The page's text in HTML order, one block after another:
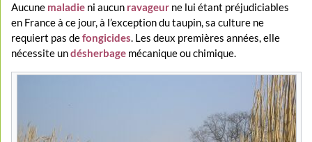
Aucune maladie ni aucun ravageur ne lui étant préjudiciables
en France à ce jour, à l’exception du taupin, sa culture ne
requiert pas defongicides. Les deux premières années, elle
nécessite undésherbage mécanique ou chimique.